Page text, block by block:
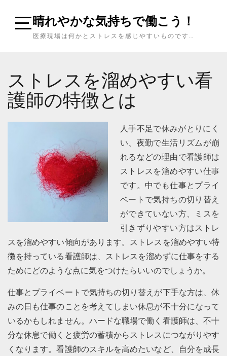
Open
晴れやかな気持ちで働こう！
医療現場は何かとストレスを感じやすいものです…
ストレスを溜めやすい看
護師の特徴とは
人手不足で休みがとりにく
い、夜勤で生活リズムが崩
れるなどの理由で看護師は
ストレスを溜めやすい仕事
です。中でも仕事とプライ
ベートで気持ちの切り替え
ができていない方、ミスを
引きずりやすい方はストレ
スを溜めやすい傾向があります。ストレスを溜めやすい特
徴を持っている看護師は、ストレスを溜めずに仕事をする
ためにどのような点に気をつけたらいいのでしょうか。
仕事とプライベートで気持ちの切り替えが下手な方は、休
みの日も仕事のことを考えてしまい休息が不十分になって
いるかもしれません。ハードな職場で働く看護師は、不十
分な休息で働くと疲労の蓄積からストレスにつながりやす
くなります。看護師のスキルを高めたいなど、自分を成長